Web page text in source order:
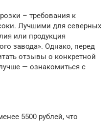
– требования к
Лучшими для северных
или продукция
завода». Однако, перед
отзывы о конкретной
— ознакомиться с
5500 рублей, что